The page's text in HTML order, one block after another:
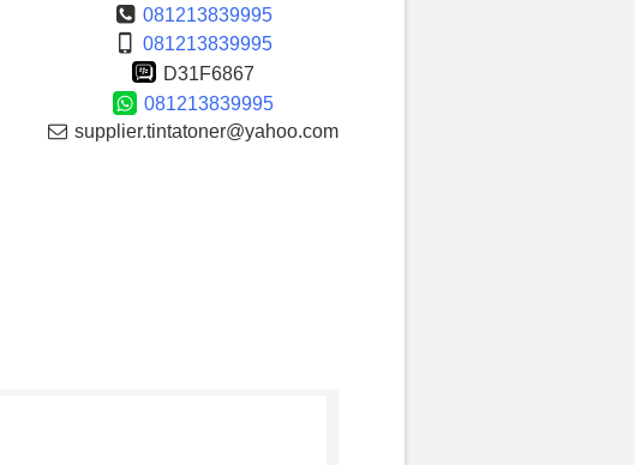
081213839995
081213839995
D31F6867
081213839995
supplier.tintatoner@yahoo.com